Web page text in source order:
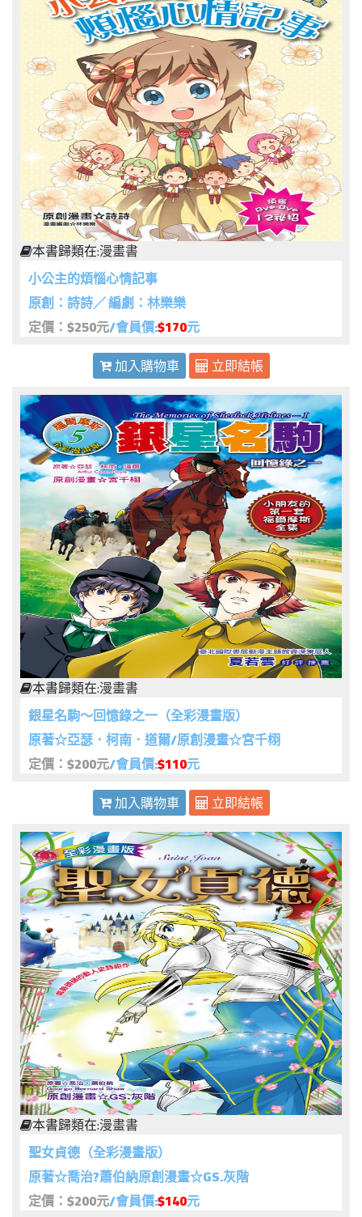
本書歸類在:漫畫書
小公主的煩惱心情記事
原創：詩詩／ 編劇：林樂樂
定價：$250元/會員價:$170元
加入購物車
立即結帳
本書歸類在:漫畫書
銀星名駒～回憶錄之一（全彩漫畫版）
原著☆亞瑟．柯南．道爾/原創漫畫☆宮千栩
定價：$200元/會員價:$110元
加入購物車
立即結帳
本書歸類在:漫畫書
聖女貞德（全彩漫畫版）
原著☆喬治?蕭伯納原創漫畫☆GS.灰階
定價：$200元/會員價:$140元